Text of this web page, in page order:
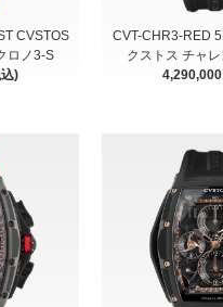
CVSTOS
ロノ3-S
)
CVT-CHR3-RED
クストス チャ